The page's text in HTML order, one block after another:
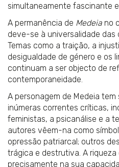
simultaneamente fascinante
A permanência de Medeia no
deve-se à universalidade das
Temas como a traição, a
desigualdade de género e os
continuam a ser objecto de
contemporaneidade.
A personagem de Medeia
inúmeras correntes críticas,
feministas, a psicanálise e a
autores vêem-na como
opressão patriarcal; outros
trágica e destrutiva. A riqueza
precisamente na sua